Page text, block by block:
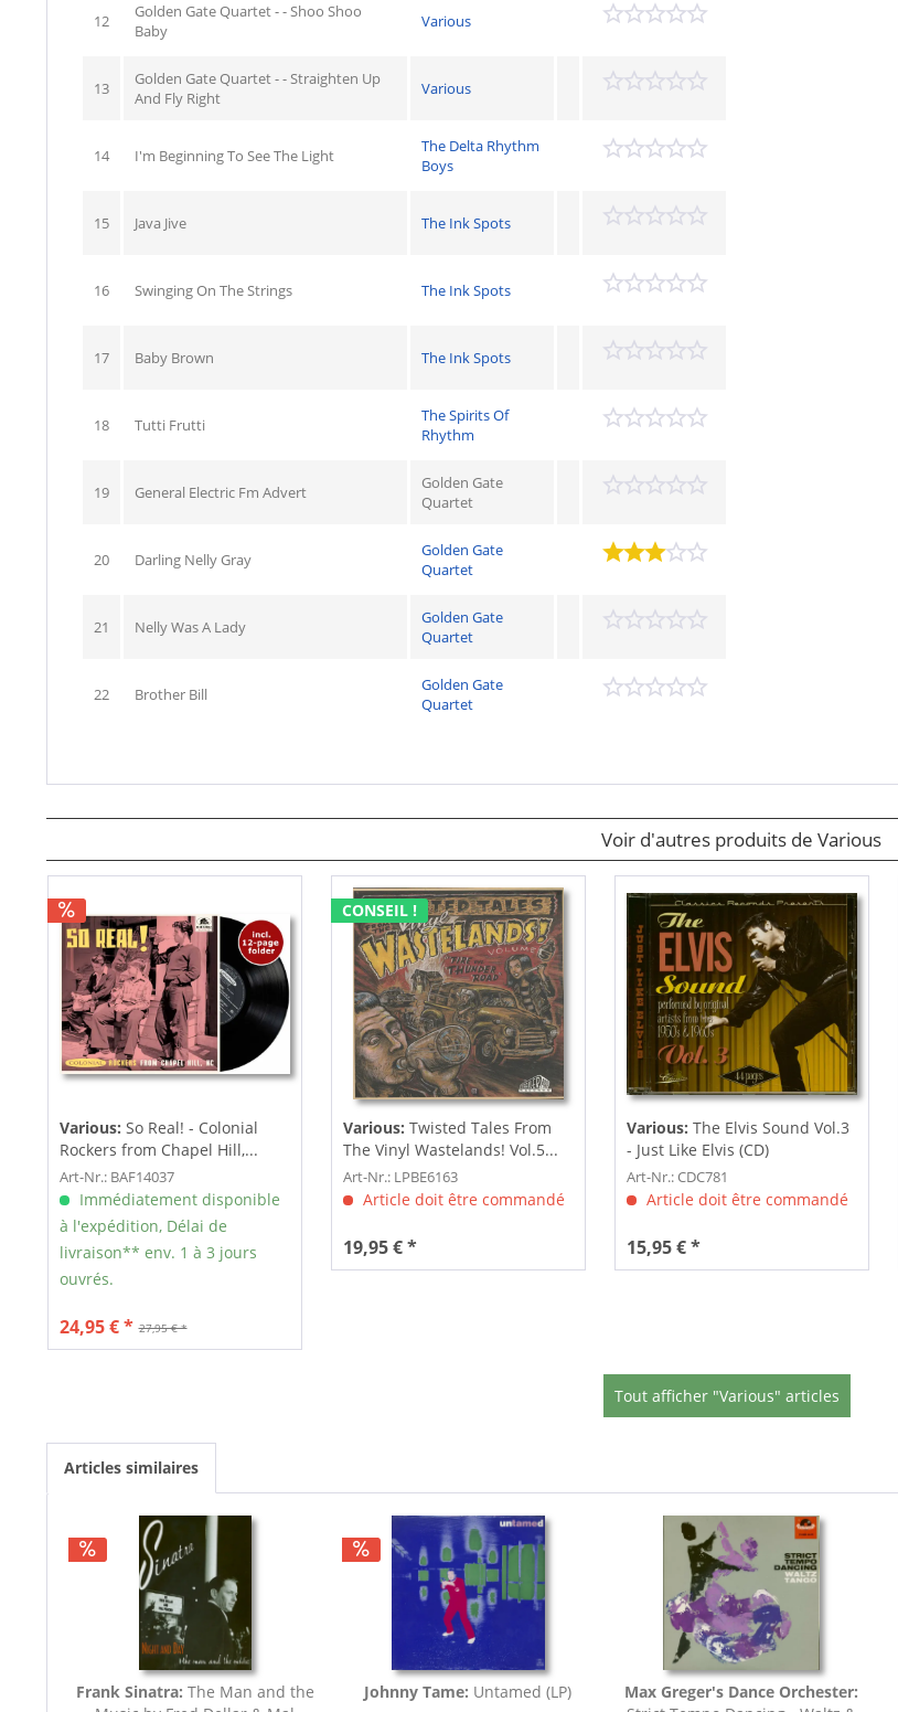
12
Golden Gate Quartet - - Shoo Shoo
Baby
Various
13
Golden Gate Quartet - - Straighten Up
And Fly Right
Various
14 I'm Beginning To See The Light
The Delta Rhythm
Boys
15 Java Jive The Ink Spots
16 Swinging On The Strings The Ink Spots
17 Baby Brown The Ink Spots
18 Tutti Frutti
The Spirits Of
Rhythm
19 General Electric Fm Advert
Golden Gate
Quartet
20 Darling Nelly Gray
Golden Gate
Quartet
21 Nelly Was A Lady
Golden Gate
Quartet
22 Brother Bill
Golden Gate
Quartet
Voir d'autres produits de Various
Various: So Real! - Colonial
Rockers from Chapel Hill,...
Art-Nr.: BAF14037
Immédiatement disponible
à l'expédition, Délai de
livraison** env. 1 à 3 jours
ouvrés.
27,95 € *
24,95 € *
CONSEIL !
Various: Twisted Tales From
The Vinyl Wastelands! Vol.5...
Art-Nr.: LPBE6163
Article doit être commandé
19,95 € *
Various: The Elvis Sound Vol.3
- Just Like Elvis (CD)
Art-Nr.: CDC781
Article doit être commandé
15,95 € *
Tout afficher "Various" articles
Articles similaires
Frank Sinatra: The Man and the
Johnny Tame: Untamed (LP)
Max Greger's Dance Orchester: